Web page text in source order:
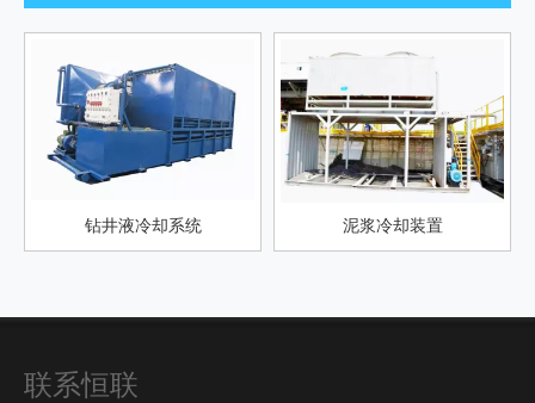
钻井液冷却系统 泥浆冷却装置
联系恒联